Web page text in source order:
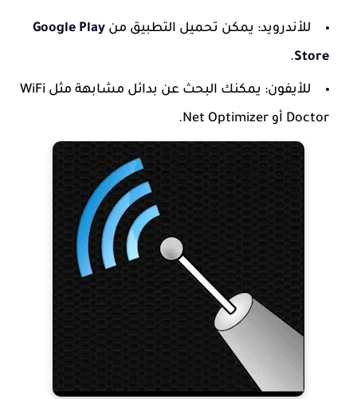
للأندرويد: يمكن تحميل التطبيق من Google Play
Store
.
للأيفون: يمكنك البحث عن بدائل مشابهة مثل WiFi
Doctor أو Net Optimizer
.